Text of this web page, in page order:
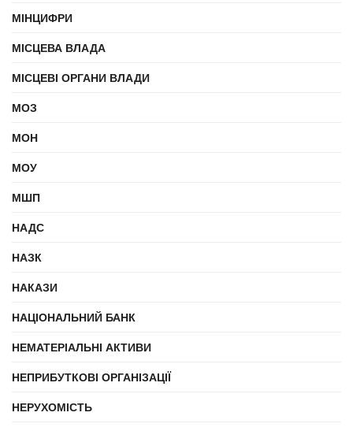
МІНЦИФРИ
МІСЦЕВА ВЛАДА
МІСЦЕВІ ОРГАНИ ВЛАДИ
МОЗ
МОН
МОУ
МШП
НАДС
НАЗК
НАКАЗИ
НАЦІОНАЛЬНИЙ БАНК
НЕМАТЕРІАЛЬНІ АКТИВИ
НЕПРИБУТКОВІ ОРГАНІЗАЦІЇ
НЕРУХОМІСТЬ